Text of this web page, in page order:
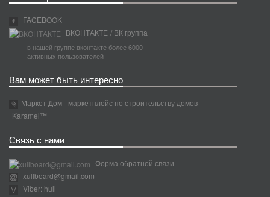
FACEBOOK
ВКОНТАКТЕ / ВК группа
в нашей группе вконтакте более 6000
активных пользователей
Вам может быть интересно
Маркет Дом - маркетплейс по строительству домов
Karamel™
Связь с нами
Форма обратной связи
xullboard@gmail.com
Viber: hull